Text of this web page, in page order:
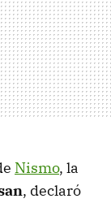
Nismo, la
, declaró